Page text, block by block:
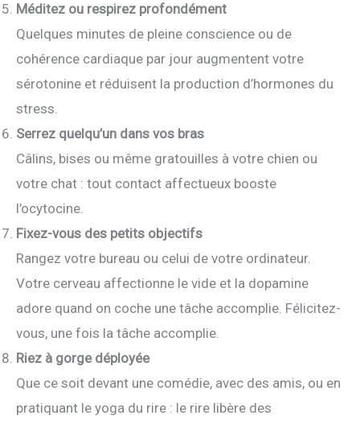
Méditez ou respirez profondément
Quelques minutes de pleine conscience ou de
cohérence cardiaque par jour augmentent votre
sérotonine et réduisent la production d’hormones du
stress.
Serrez quelqu’un dans vos bras
Câlins, bises ou même gratouilles à votre chien ou
votre chat : tout contact affectueux booste
l’ocytocine.
Fixez-vous des petits objectifs
Rangez votre bureau ou celui de votre ordinateur.
Votre cerveau affectionne le vide et la dopamine
adore quand on coche une tâche accomplie. Félicitez-
vous, une fois la tâche accomplie.
Riez à gorge déployée
Que ce soit devant une comédie, avec des amis, ou en
pratiquant le yoga du rire : le rire libère des